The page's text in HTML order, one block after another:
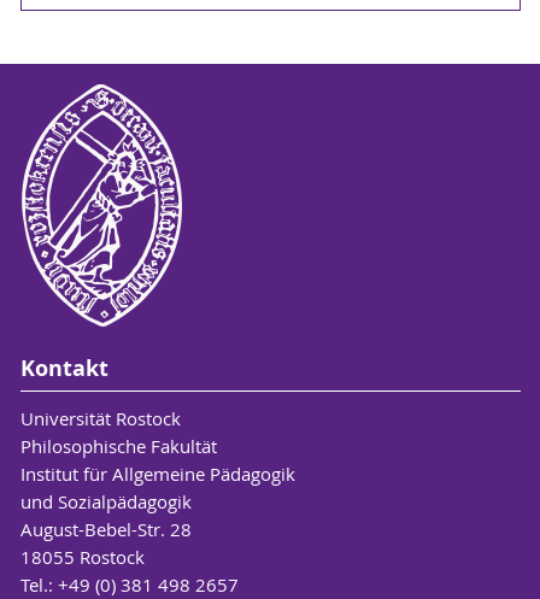
Kontakt
Universität Rostock
Philosophische Fakultät
Institut für Allgemeine Pädagogik
und Sozialpädagogik
August-Bebel-Str. 28
18055 Rostock
Tel.: +49 (0) 381 498 2657